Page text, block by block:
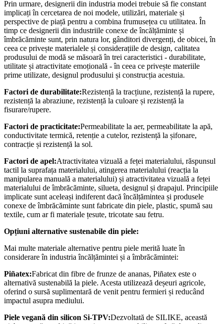
Prin urmare, designerii din industria modei trebuie să fie constant
implicați în cercetarea de noi modele, utilizări, materiale și
perspective de piață pentru a combina frumusețea cu utilitatea. În
timp ce designerii din industriile conexe de încălțăminte și
îmbrăcăminte sunt, prin natura lor, gânditori divergenți, de obicei, în
ceea ce privește materialele și considerațiile de design, calitatea
produsului de modă se măsoară în trei caracteristici - durabilitate,
utilitate și atractivitate emoțională - în ceea ce privește materiile
prime utilizate, designul produsului și construcția acestuia.
Factori de durabilitate:Rezistență la tracțiune, rezistență la rupere,
rezistență la abraziune, rezistență la culoare și rezistență la
fisurare/rupere.
Factori de practicitate:Permeabilitate la aer, permeabilitate la apă,
conductivitate termică, retenție a cutelor, rezistență la șifonare,
contracție și rezistență la sol.
Factori de apel:Atractivitatea vizuală a feței materialului, răspunsul
tactil la suprafața materialului, atingerea materialului (reacția la
manipularea manuală a materialului) și atractivitatea vizuală a feței
materialului de îmbrăcăminte, silueta, designul și drapajul. Principiile
implicate sunt aceleași indiferent dacă încălțămintea și produsele
conexe de îmbrăcăminte sunt fabricate din piele, plastic, spumă sau
textile, cum ar fi materiale țesute, tricotate sau fetru.
Opțiuni alternative sustenabile din piele:
Mai multe materiale alternative pentru piele merită luate în
considerare în industria încălțămintei și a îmbrăcămintei:
Piñatex:Fabricat din fibre de frunze de ananas, Piñatex este o
alternativă sustenabilă la piele. Acesta utilizează deșeuri agricole,
oferind o sursă suplimentară de venit pentru fermieri și reducând
impactul asupra mediului.
Piele vegană din silicon Si-TPV:Dezvoltată de SILIKE, această